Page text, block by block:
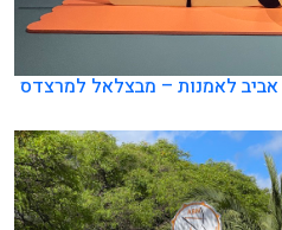
אביב לאמנות – מבצלאל למרצדס